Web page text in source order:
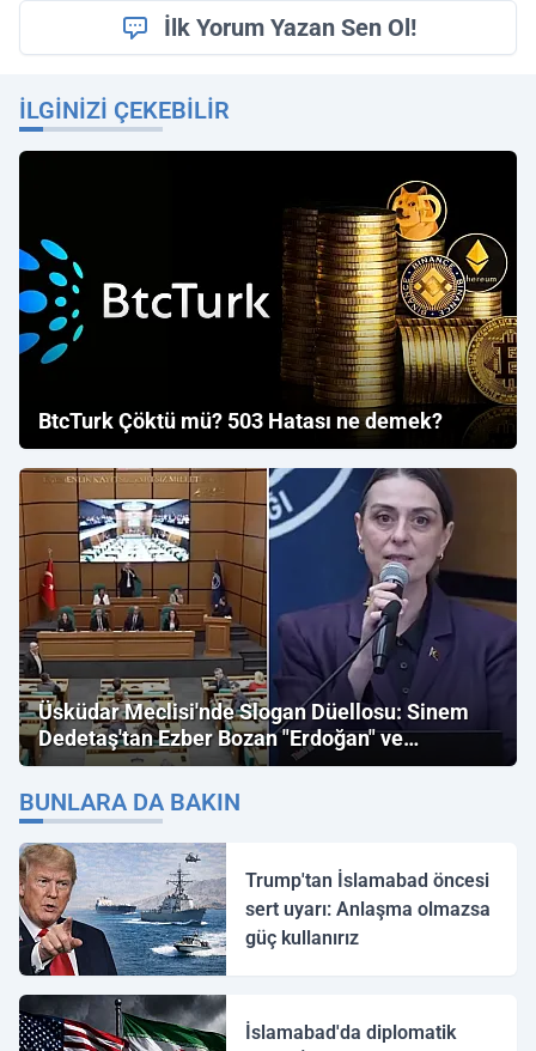
İlk Yorum Yazan Sen Ol!
İLGINIZI ÇEKEBILIR
BtcTurk Çöktü mü? 503 Hatası ne demek?
Üsküdar Meclisi'nde Slogan Düellosu: Sinem
Dedetaş'tan Ezber Bozan "Erdoğan" ve
"İmamoğlu" Çıkışı!
BUNLARA DA BAKIN
Trump'tan İslamabad öncesi
sert uyarı: Anlaşma olmazsa
güç kullanırız
İslamabad'da diplomatik